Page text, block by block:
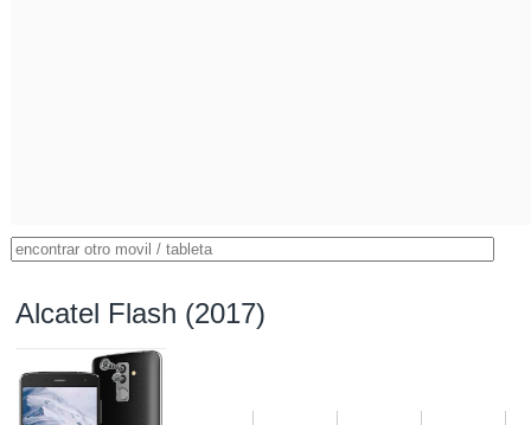
Alcatel Flash (2017)